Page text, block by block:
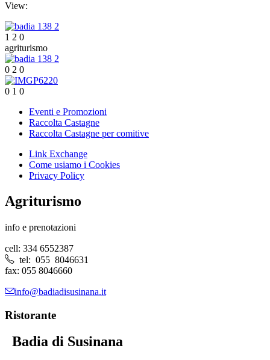
View:
1 2 0
agriturismo
0 2 0
0 1 0
Eventi e Promozioni
Raccolta Castagne
Raccolta Castagne per comitive
Link Exchange
Come usiamo i Cookies
Privacy Policy
Agriturismo
info e prenotazioni
cell: 334 6552387
tel: 055 8046631
fax: 055 8046660
info@badiadisusinana.it
Ristorante
Badia di Susinana